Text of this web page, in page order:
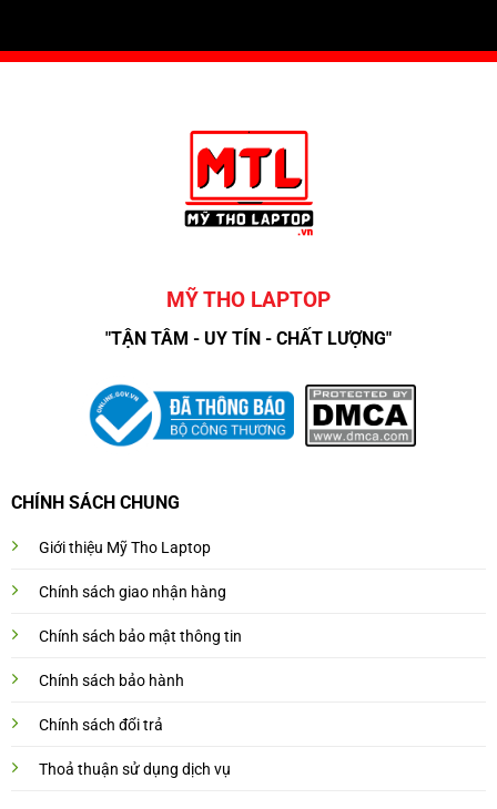
MỸ THO LAPTOP
"TẬN TÂM - UY TÍN - CHẤT LƯỢNG"
CHÍNH SÁCH CHUNG
Giới thiệu Mỹ Tho Laptop
Chính sách giao nhận hàng
Chính sách bảo mật thông tin
Chính sách bảo hành
Chính sách đổi trả
Thoả thuận sử dụng dịch vụ